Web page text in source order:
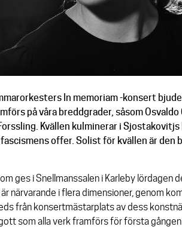
In memoriam -konsert
på våra breddgrader, såsom Osvaldo
Kvällen kulminerar i
offer. Solist för kvällen är den
ges i Snellmanssalen i Karleby lördagen
närvarande i flera dimensioner, genom
från konsertmästarplats av dess
som alla verk framförs för första